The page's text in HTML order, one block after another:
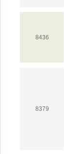
8436
8379